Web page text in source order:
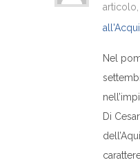
articolo,
Nel
Di